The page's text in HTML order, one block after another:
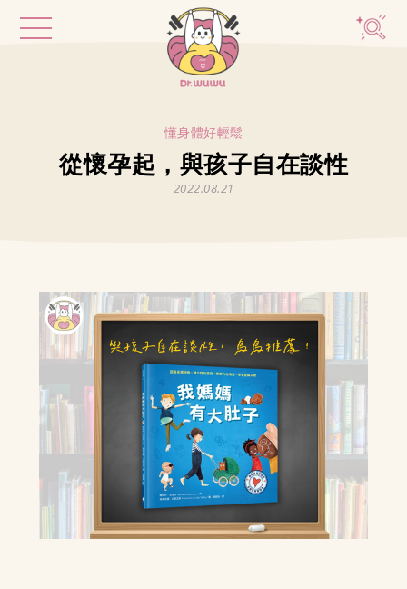
懂身體好輕鬆
從懷孕起，與孩子自在談性
2022.08.21